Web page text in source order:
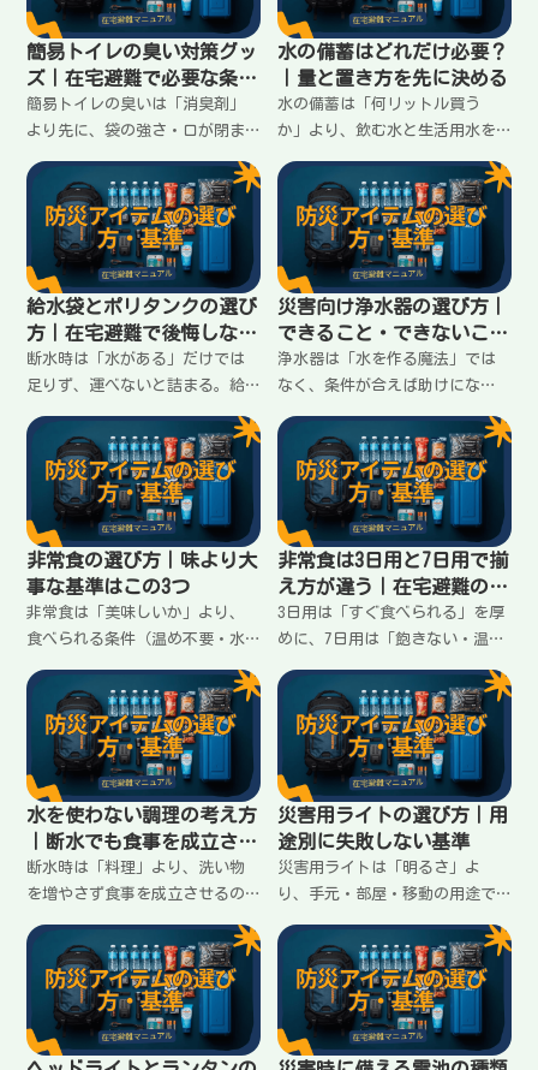
簡易トイレの臭い対策グッ
ズ｜在宅避難で必要な条件
はこれ
簡易トイレの臭いは「消臭剤」
より先に、袋の強さ・口が閉ま
る。在宅避難で臭いを広げない
ために必要な条件と揃え方をま
とめます。
水の備蓄はどれだけ必要？
｜量と置き方を先に決める
水の備蓄は「何リットル買う
か」より、飲む水と生活用水を
く。3日・7日の目安、家で無理
なく置ける配置、足りない時の
優先順位をまとめます。
給水袋とポリタンクの選び
方｜在宅避難で後悔しない
条件
断水時は「水がある」だけでは
足りず、運べないと詰まる。給
さ・注ぎやすさ・置ける形で選
ぶのがコツ。失敗しない条件と
使い分けをまとめます。
災害向け浄水器の選び方｜
できること・できないこと
を先に知る
浄水器は「水を作る魔法」では
なく、条件が合えば助けにな
ないために、浄水器でできるこ
と／難しいこと、選ぶ基準（除
去対象・容量・手入れ）を整理
します。
非常食の選び方｜味より大
事な基準はこの3つ
非常食は「美味しいか」より、
食べられる条件（温め不要・水
い）が重要。在宅避難で失敗し
ない3つの基準と、買う順番をま
とめます。
非常食は3日用と7日用で揃
え方が違う｜在宅避難の現
実に合わせる
3日用は「すぐ食べられる」を厚
めに、7日用は「飽きない・温め
食を3日→7日に伸ばすときの揃
え方の違いと、失敗しない組み
立てをまとめます。
水を使わない調理の考え方
｜断水でも食事を成立させ
るコツ
断水時は「料理」より、洗い物
を増やさず食事を成立させるの
調理などの考え方と、在宅避難
で無理なく回す順番をまとめま
す。
災害用ライトの選び方｜用
途別に失敗しない基準
災害用ライトは「明るさ」よ
り、手元・部屋・移動の用途で
時に困らないための必要数の考
え方と、電池・充電の落とし穴
も整理します。